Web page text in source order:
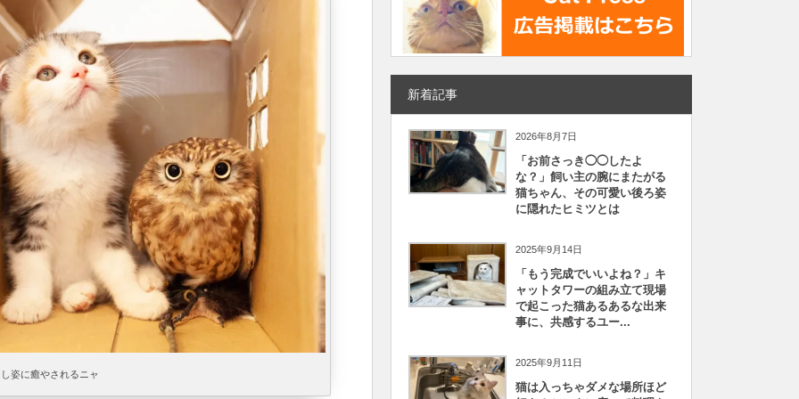
姿に癒やされるニャ
新着記事
2026年8月7日
「お前さっき◯◯したよ
な？」飼い主の腕にまたがる
猫ちゃん、その可愛い後ろ姿
に隠れたヒミツとは
2025年9月14日
「もう完成でいいよね？」キ
ャットタワーの組み立て現場
で起こった猫あるあるな出来
事に、共感するユー...
2025年9月11日
猫は入っちゃダメな場所ほど